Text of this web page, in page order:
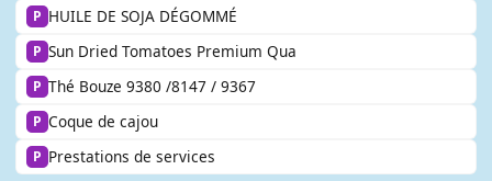
P HUILE DE SOJA DÉGOMMÉ
P Sun Dried Tomatoes Premium Qua
P Thé Bouze 9380 /8147 / 9367
P Coque de cajou
P Prestations de services